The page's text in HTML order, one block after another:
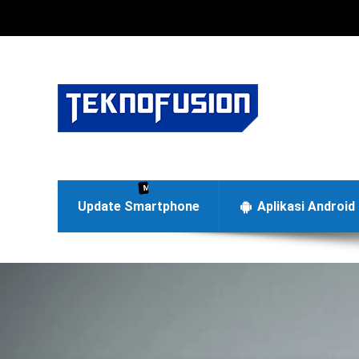
Update Smartphone
Menyajikan berita terbaru di dunia teknologi
Aplikasi Android